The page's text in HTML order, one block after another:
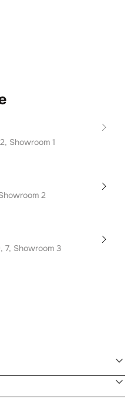
Showroom 1
2
7, Showroom 3